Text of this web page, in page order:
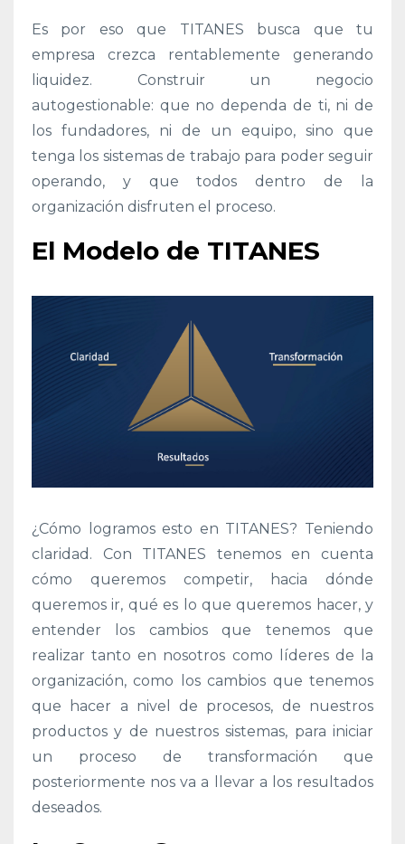
Es por eso que TITANES busca que tu
empresa crezca rentablemente generando
liquidez. Construir un negocio
autogestionable: que no dependa de ti, ni de
los fundadores, ni de un equipo, sino que
tenga los sistemas de trabajo para poder seguir
operando, y que todos dentro de la
organización disfruten el proceso.
El Modelo de TITANES
¿Cómo logramos esto en TITANES? Teniendo
claridad. Con TITANES tenemos en cuenta
cómo queremos competir, hacia dónde
queremos ir, qué es lo que queremos hacer, y
entender los cambios que tenemos que
realizar tanto en nosotros como líderes de la
organización, como los cambios que tenemos
que hacer a nivel de procesos, de nuestros
productos y de nuestros sistemas, para iniciar
un proceso de transformación que
posteriormente nos va a llevar a los resultados
deseados.